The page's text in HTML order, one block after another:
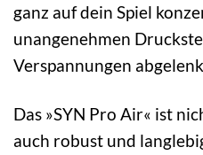
ganz auf dein Spiel
unangenehmen
Verspannungen
Das »SYN Pro Air« ist
auch robust und